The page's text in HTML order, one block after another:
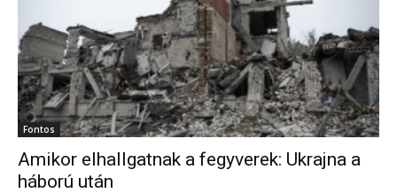
Fontos
Amikor elhallgatnak a fegyverek: Ukrajna a
háború után